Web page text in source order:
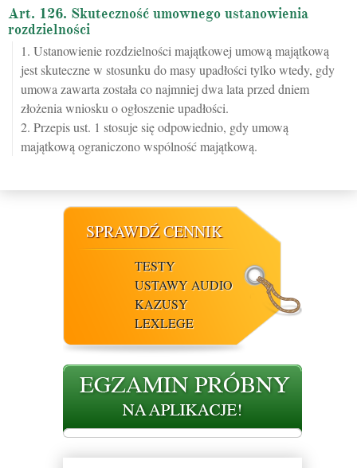
Art. 126. Skuteczność umownego ustanowienia
rozdzielności
1. Ustanowienie rozdzielności majątkowej umową majątkową
jest skuteczne w stosunku do masy upadłości tylko wtedy, gdy
umowa zawarta została co najmniej dwa lata przed dniem
złożenia wniosku o ogłoszenie upadłości.
2. Przepis ust. 1 stosuje się odpowiednio, gdy umową
majątkową ograniczono wspólność majątkową.
SPRAWDŹ CENNIK
TESTY
USTAWY AUDIO
KAZUSY
LEXLEGE